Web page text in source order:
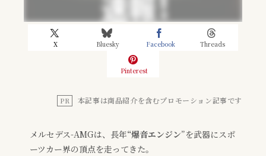
X Bluesky Facebook Threads
Pinterest
PR 本記事は商品紹介を含むプロモーション記事です
メルセデス-AMGは、長年“爆音エンジン”を武器にスポ
ーツカー界の頂点を走ってきた。